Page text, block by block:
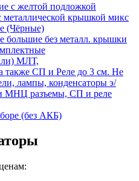
с желтой подложкой
металлической крышкой микс
(Чёрные)
большие без металл. крышки
МЛТ,
СП и Реле до 3 см. Не
лампы, конденсаторы э/
МНЦ разъемы, СП и реле
(без АКБ)